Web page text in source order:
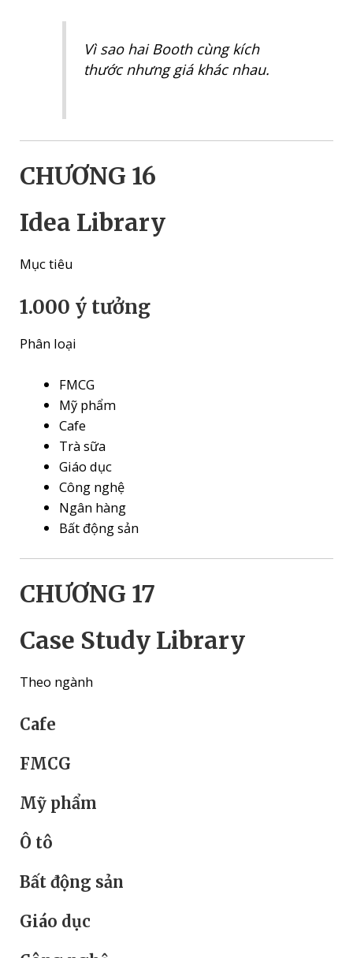
Vì sao hai Booth cùng kích
thước nhưng giá khác nhau.
CHƯƠNG 16
Idea Library
Mục tiêu
1.000 ý tưởng
Phân loại
FMCG
Mỹ phẩm
Cafe
Trà sữa
Giáo dục
Công nghệ
Ngân hàng
Bất động sản
CHƯƠNG 17
Case Study Library
Theo ngành
Cafe
FMCG
Mỹ phẩm
Ô tô
Bất động sản
Giáo dục